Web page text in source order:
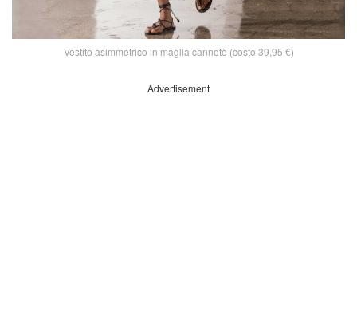
Vestito asimmetrico in maglia cannetè (costo 39,95 €)
Advertisement